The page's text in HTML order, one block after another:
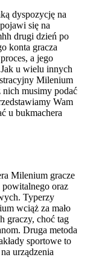
dyspozycję na
się na
drugi dzień po
konta gracza
a jego
u wielu innych
Milenium
nich musimy podać
Wam
u bukmachera
Milenium gracze
oraz
Typerzy
wciąż za mało
graczy, choć tag
Druga metoda
sportowe to
urządzenia